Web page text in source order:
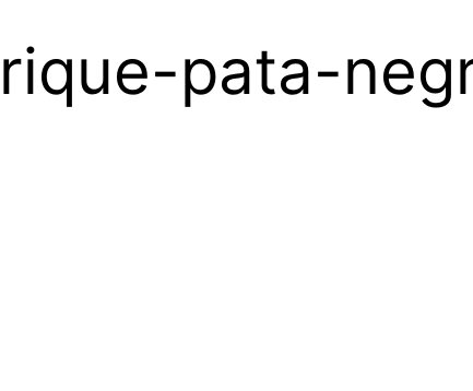
pata-